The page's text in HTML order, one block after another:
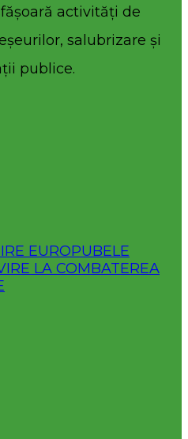
activități de
salubrizare și
publice.